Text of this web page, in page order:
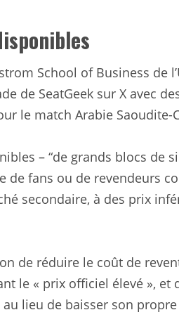
School of Business de
de SeatGeek sur X avec
le match Arabie Saoudite-
– “de grands blocs de
fans ou de revendeurs
secondaire, à des prix
de réduire le coût de
le « prix officiel élevé », et
lieu de baisser son